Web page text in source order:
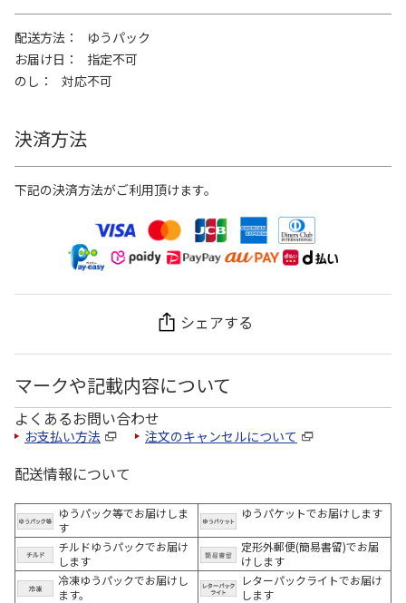
配送方法
ゆうパック
お届け日
指定不可
のし
対応不可
決済方法
下記の決済方法がご利用頂けます。
シェアする
マークや記載内容について
よくあるお問い合わせ
お支払い方法 注文のキャンセルについて
配送情報について
ゆうパック等でお届けしま
す
ゆうパケットでお届けします
チルドゆうパックでお届け
します
定形外郵便(簡易書留)でお届
けします
冷凍ゆうパックでお届けし
ます。
レターパックライトでお届け
します